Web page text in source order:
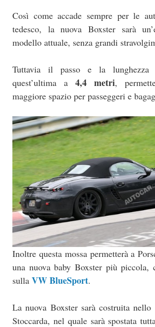
Così come accade sempre per le
tedesco, la nuova Boxster sarà
modello attuale, senza grandi
Tuttavia il passo e la lunghezza
quest’ultima a 4,4 metri,
maggiore spazio per passeggeri e
Inoltre questa mossa permetterà a
una nuova baby Boxster più piccola,
sulla VW BlueSport.
La nuova Boxster sarà costruita
Stoccarda, nel quale sarà spostata